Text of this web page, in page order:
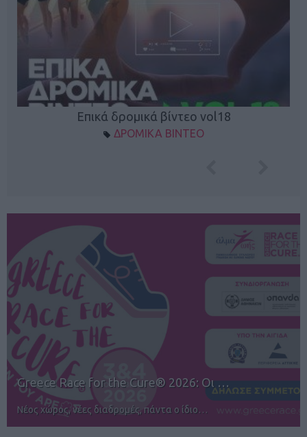
Επικά δρομικά βίντεο vol18
ΔΡΟΜΙΚΑ ΒΙΝΤΕΟ
12ος TUI Rhodes Marathon: Άνοιγμα ε…
Αγώνες για όλους στην Ρόδο